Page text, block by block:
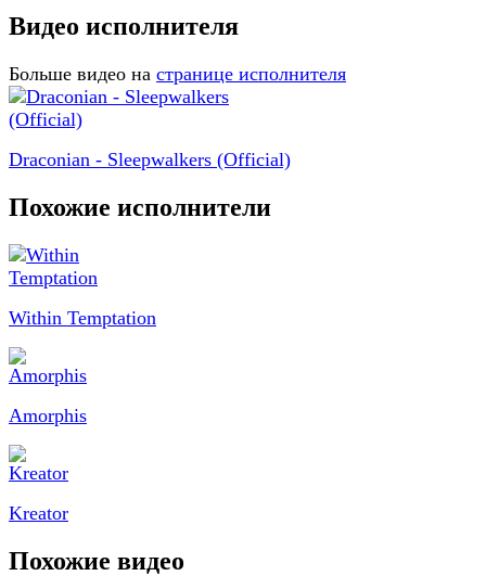
Видео исполнителя
Больше видео на странице исполнителя
Draconian - Sleepwalkers (Official)
Похожие исполнители
Within Temptation
Amorphis
Kreator
Похожие видео